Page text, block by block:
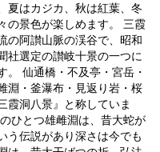
夏はカジカ、秋は紅葉、冬
の景色が楽しめます。 三霞
の阿讃山脈の渓谷で、昭和
社選定の讃岐十景の一つに
。 仙通橋・不及亭・宮岳・
淵・釜瀑布・見返り岩・桜
霞洞八景』と称していま
ひとつ雄雌淵は、昔大蛇が
う伝説があり深さは今でも